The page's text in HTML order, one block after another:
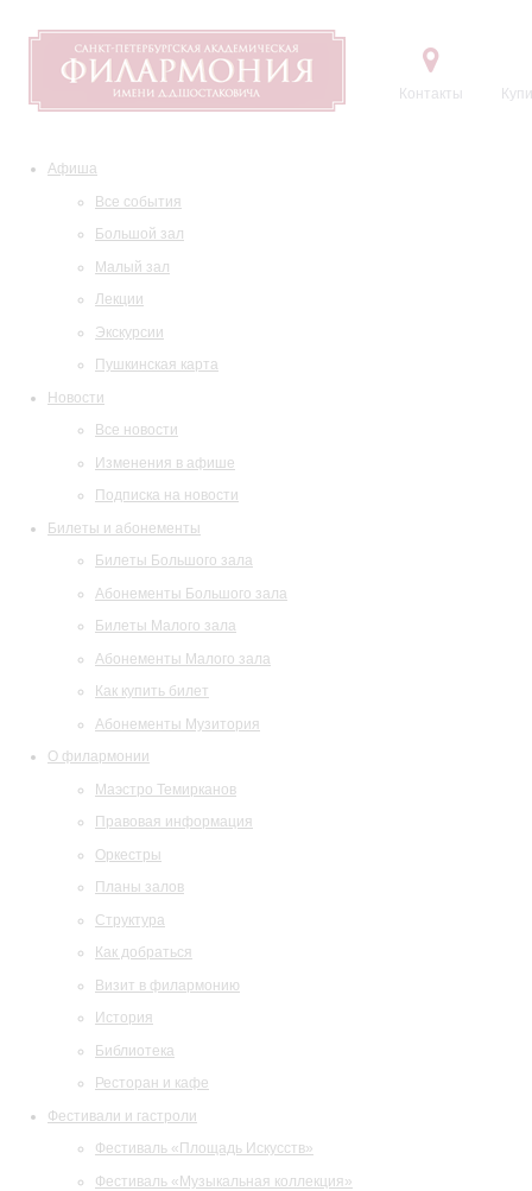
Контакты
Афиша
Все события
Большой зал
Малый зал
Лекции
Экскурсии
Пушкинская карта
Новости
Все новости
Изменения в афише
Подписка на новости
Билеты и абонементы
Билеты Большого зала
Абонементы Большого зала
Билеты Малого зала
Абонементы Малого зала
Как купить билет
Абонементы Музитория
О филармонии
Маэстро Темирканов
Правовая информация
Оркестры
Планы залов
Структура
Как добраться
Визит в филармонию
История
Библиотека
Ресторан и кафе
Фестивали и гастроли
Фестиваль «Площадь Искусств»
Фестиваль «Музыкальная коллекция»